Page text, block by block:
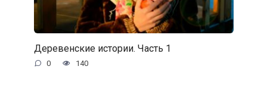
Деревенские истории. Часть 1
0 140